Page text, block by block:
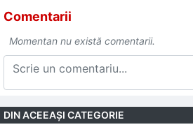
Comentarii
Momentan nu există comentarii.
DIN ACEEAŞI CATEGORIE